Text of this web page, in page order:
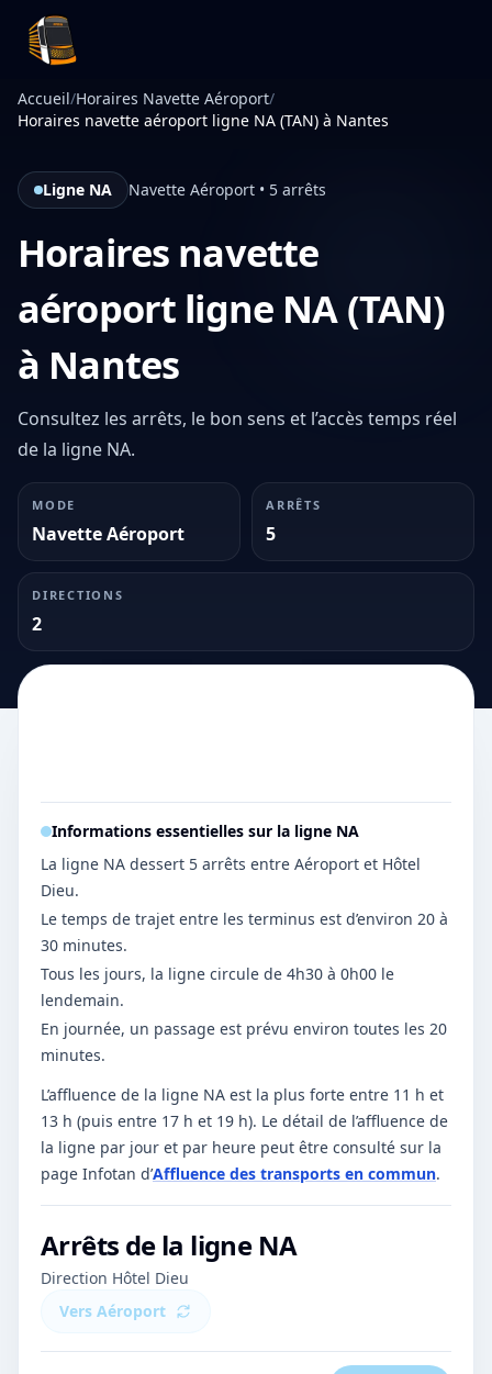
Infotan
Accueil/Horaires Navette Aéroport/
Horaires navette aéroport ligne NA (TAN) à Nantes
Ligne NA Navette Aéroport • 5 arrêts
Horaires navette
aéroport ligne NA (TAN)
à Nantes
Consultez les arrêts, le bon sens et l’accès temps réel
de la ligne NA.
MODE
Navette Aéroport
ARRÊTS
5
DIRECTIONS
2
Informations essentielles sur la ligne NA
La ligne NA dessert 5 arrêts entre Aéroport et Hôtel
Dieu.
Le temps de trajet entre les terminus est d’environ 20 à
30 minutes.
Tous les jours, la ligne circule de 4h30 à 0h00 le
lendemain.
En journée, un passage est prévu environ toutes les 20
minutes.
L’affluence de la ligne NA est la plus forte entre 11 h et
13 h (puis entre 17 h et 19 h). Le détail de l’affluence de
la ligne par jour et par heure peut être consulté sur la
page Infotan d’Affluence des transports en commun.
Arrêts de la ligne NA
Direction Hôtel Dieu
Vers Aéroport